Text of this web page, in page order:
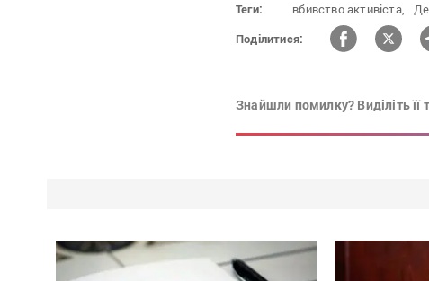
Теги: вбивство активіста,
Поділитися:
Знайшли помилку? Виділіть її